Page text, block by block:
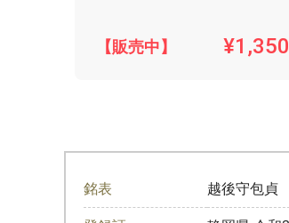
【販売中】
銘表 越後守包貞